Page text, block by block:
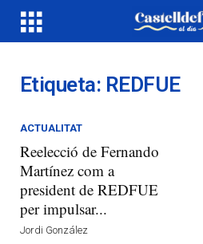
Etiqueta: REDFUE
ACTUALITAT
Reelecció de Fernando
Martínez com a
president de REDFUE
per impulsar...
Jordi González